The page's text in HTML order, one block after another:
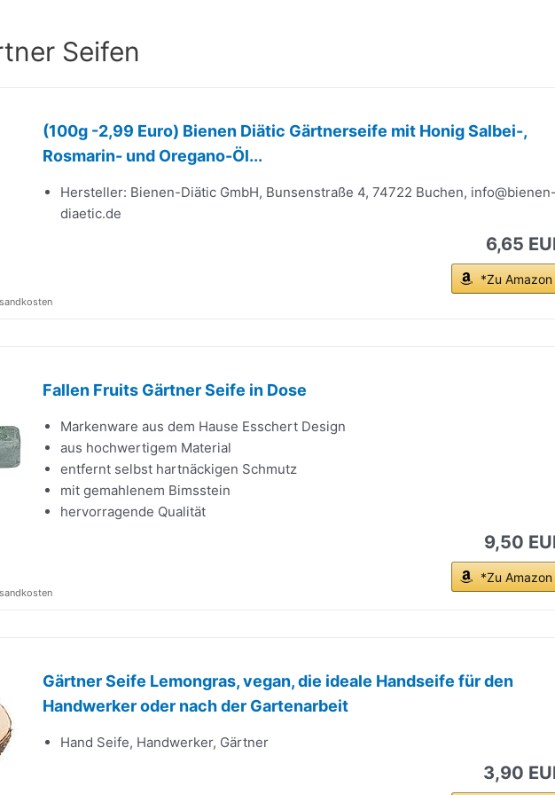
Seifen
(100g -2,99 Euro) Bienen Diätic Gärtnerseife mit Honig Salbei-,
Rosmarin- und Oregano-Öl...
Hersteller: Bienen-Diätic GmbH, Bunsenstraße 4, 74722 Buchen,
diaetic.de
6,65
*Zu Amazon
Fallen Fruits Gärtner Seife in Dose
Markenware aus dem Hause Esschert Design
aus hochwertigem Material
entfernt selbst hartnäckigen Schmutz
mit gemahlenem Bimsstein
hervorragende Qualität
9,50
*Zu Amazon
Gärtner Seife Lemongras, vegan, die ideale Handseife für den
Handwerker oder nach der Gartenarbeit
Hand Seife, Handwerker, Gärtner
3,90